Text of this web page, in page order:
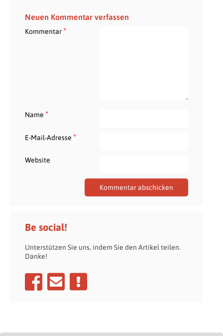
Neuen Kommentar verfassen
Kommentar*
Name *
E-Mail-Adresse *
Website
Be social!
Unterstützen Sie uns, indem Sie den Artikel teilen.
Danke!